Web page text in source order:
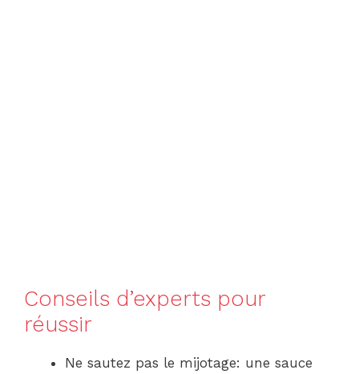
Conseils d’experts pour
réussir
Ne sautez pas le mijotage: une sauce